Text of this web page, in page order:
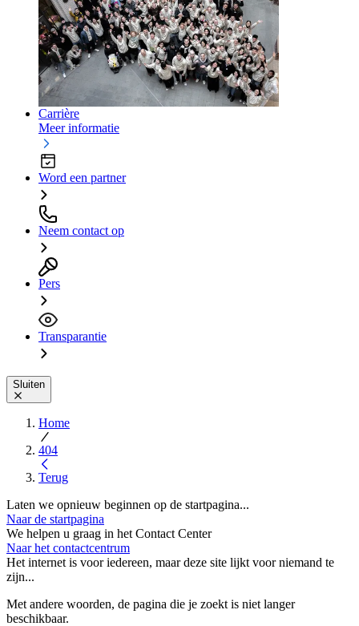
Carrière
Meer informatie
Word een partner
Neem contact op
Pers
Transparantie
Sluiten
Home
404
Terug
Laten we opnieuw beginnen op de startpagina...
Naar de startpagina
We helpen u graag in het Contact Center
Naar het contactcentrum
Het internet is voor iedereen, maar deze site lijkt voor niemand te
zijn...
Met andere woorden, de pagina die je zoekt is niet langer
beschikbaar.